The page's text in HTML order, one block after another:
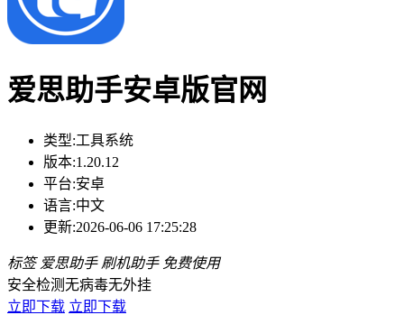
爱思助手安卓版官网
类型:工具系统
版本:1.20.12
平台:安卓
语言:中文
更新:2026-06-06 17:25:28
标签 爱思助手 刷机助手 免费使用
安全检测无病毒无外挂
立即下载 立即下载